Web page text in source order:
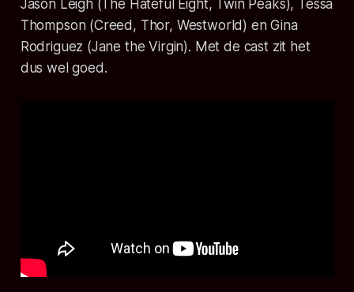
Jason Leigh (The Hateful Eight, Twin Peaks), Tessa
Thompson (Creed, Thor, Westworld) en Gina
Rodriguez (Jane the Virgin). Met de cast zit het
dus wel goed.